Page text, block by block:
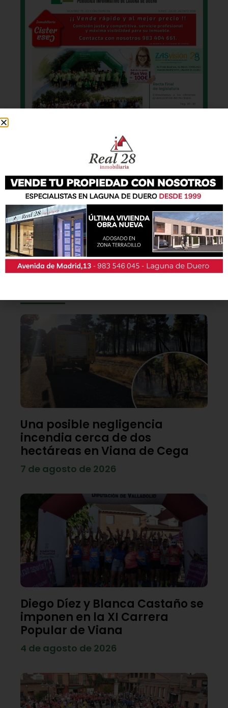
También podrás conseguir la revista en papel
de forma gratuita
en todos los negocios
patrocinadores y en la Casa de las Artes.
Una posible negligencia
incendia cerca de dos
hectáreas en Viana de Cega
7 de agosto de 2026
Diego Díez y Blanca Castaño se
imponen en la XI Carrera
Popular de Viana
4 de agosto de 2026